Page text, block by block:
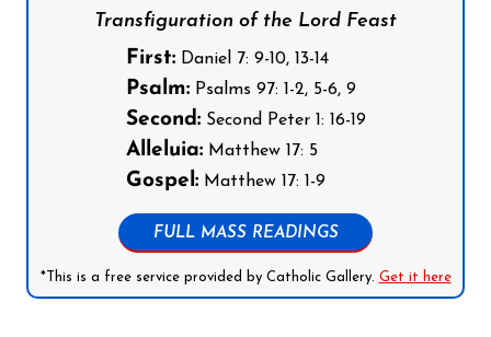
Transfiguration of the Lord Feast
First:Daniel 7: 9-10, 13-14
Psalm:Psalms 97: 1-2, 5-6, 9
Second:Second Peter 1: 16-19
Alleluia:Matthew 17: 5
Gospel:Matthew 17: 1-9
FULL MASS READINGS
*This is a free service provided by Catholic Gallery. Get it here